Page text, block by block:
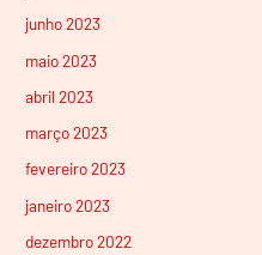
junho 2023
maio 2023
abril 2023
março 2023
fevereiro 2023
janeiro 2023
dezembro 2022